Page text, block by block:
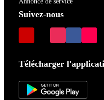
Suivez-nous
Télécharger